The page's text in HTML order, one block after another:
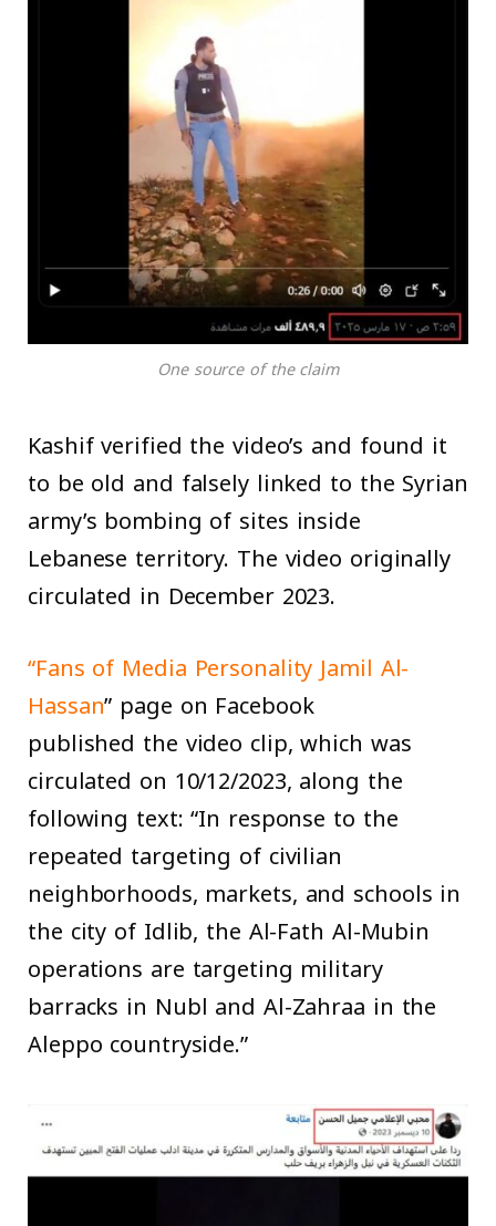
One source of the claim
Kashif verified the video’s and found it
to be old and falsely linked to the Syrian
army’s bombing of sites inside
Lebanese territory. The video originally
circulated in December 2023.
“Fans of Media Personality Jamil Al-
Hassan” page on Facebook
published the video clip, which was
circulated on 10/12/2023, along the
following text: “In response to the
repeated targeting of civilian
neighborhoods, markets, and schools in
the city of Idlib, the Al-Fath Al-Mubin
operations are targeting military
barracks in Nubl and Al-Zahraa in the
Aleppo countryside.”